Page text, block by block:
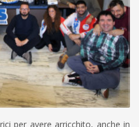
per avere arricchito, anche in